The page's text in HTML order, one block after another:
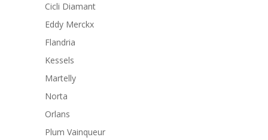
Cicli Diamant
Eddy Merckx
Flandria
Kessels
Martelly
Norta
Orlans
Plum Vainqueur